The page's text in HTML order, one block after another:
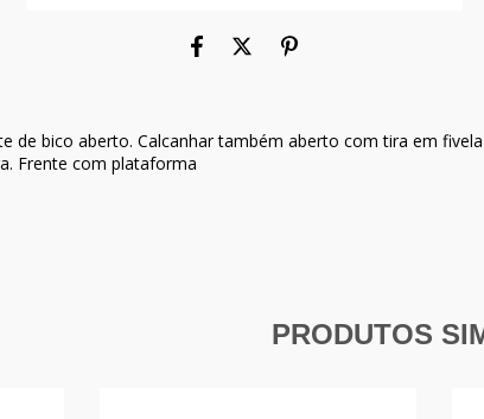
de bico aberto. Calcanhar também aberto com tira em fivela
Frente com plataforma
PRODUTOS